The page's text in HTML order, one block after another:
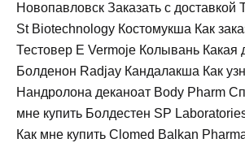
Новопавловск Заказать с
St Biotechnology Костомукша Как
Тестовер Е Vermoje Колывань Какая
Болденон Radjay Кандалакша Как
Нандролона деканоат Body Pharm
мне купить Болдестен SP
Как мне купить Clomed Balkan